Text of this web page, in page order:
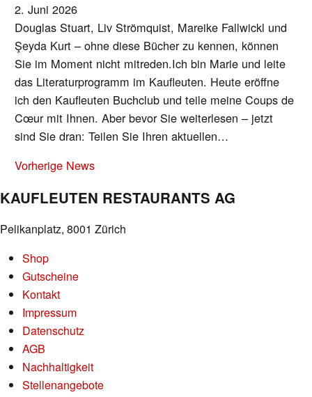
2. Juni 2026
Douglas Stuart, Liv Strömquist, Mareike Fallwickl und
Şeyda Kurt – ohne diese Bücher zu kennen, können
Sie im Moment nicht mitreden.Ich bin Marie und leite
das Literaturprogramm im Kaufleuten. Heute eröffne
ich den Kaufleuten Buchclub und teile meine Coups de
Cœur mit Ihnen. Aber bevor Sie weiterlesen – jetzt
sind Sie dran: Teilen Sie Ihren aktuellen…
NEWS-
NAVIGATION
Vorherige News
KAUFLEUTEN RESTAURANTS AG
Pelikanplatz, 8001 Zürich
Shop
Gutscheine
Kontakt
Impressum
Datenschutz
AGB
Nachhaltigkeit
Stellenangebote